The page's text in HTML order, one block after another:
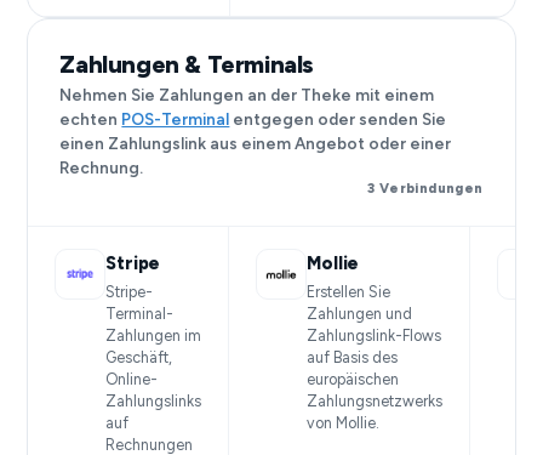
Zahlungen & Terminals
Nehmen Sie Zahlungen an der Theke mit einem
echten POS-Terminal entgegen oder senden Sie
einen Zahlungslink aus einem Angebot oder einer
Rechnung.
3 Verbindungen
Stripe
Stripe-
Terminal-
Zahlungen im
Geschäft,
Online-
Zahlungslinks
auf
Rechnungen
Mollie
Erstellen Sie
Zahlungen und
Zahlungslink-Flows
auf Basis des
europäischen
Zahlungsnetzwerks
von Mollie.